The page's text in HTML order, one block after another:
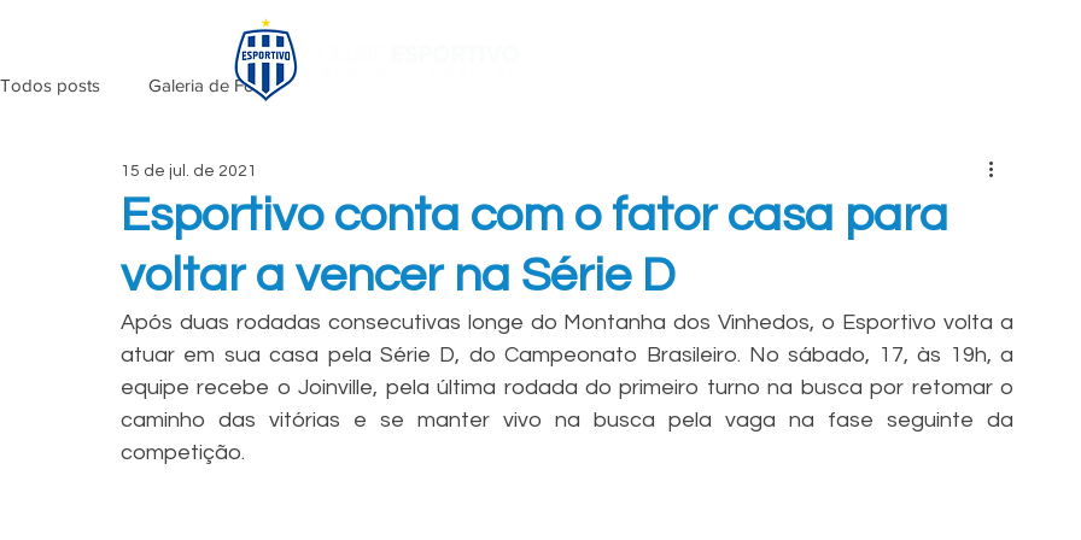
Todos posts Galeria de Fotos
Esportivo conta com o fator casa para
voltar a vencer na Série D
15 de jul. de 2021
Após duas rodadas consecutivas longe do Montanha dos Vinhedos, o Esportivo volta a
atuar em sua casa pela Série D, do Campeonato Brasileiro. No sábado, 17, às 19h, a
equipe recebe o Joinville, pela última rodada do primeiro turno na busca por retomar o
caminho das vitórias e se manter vivo na busca pela vaga na fase seguinte da
competição.